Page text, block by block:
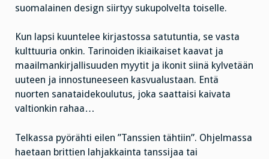
suomalainen design siirtyy sukupolvelta toiselle.
Kun lapsi kuuntelee kirjastossa satutuntia, se vasta
kulttuuria onkin. Tarinoiden ikiaikaiset kaavat ja
maailmankirjallisuuden myytit ja ikonit siinä kylvetään
uuteen ja innostuneeseen kasvualustaan. Entä
nuorten sanataidekoulutus, joka saattaisi kaivata
valtionkin rahaa…
Telkassa pyörähti eilen ”Tanssien tähtiin”. Ohjelmassa
haetaan brittien lahjakkainta tanssijaa tai